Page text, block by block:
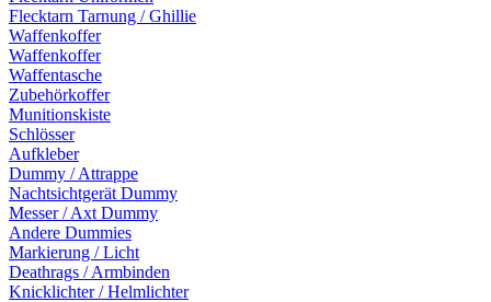
Flecktarn Tarnung / Ghillie
Waffenkoffer
Waffenkoffer
Waffentasche
Zubehörkoffer
Munitionskiste
Schlösser
Aufkleber
Dummy / Attrappe
Nachtsichtgerät Dummy
Messer / Axt Dummy
Andere Dummies
Markierung / Licht
Deathrags / Armbinden
Knicklichter / Helmlichter